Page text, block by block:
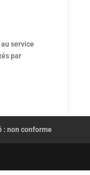
service
par
: non conforme